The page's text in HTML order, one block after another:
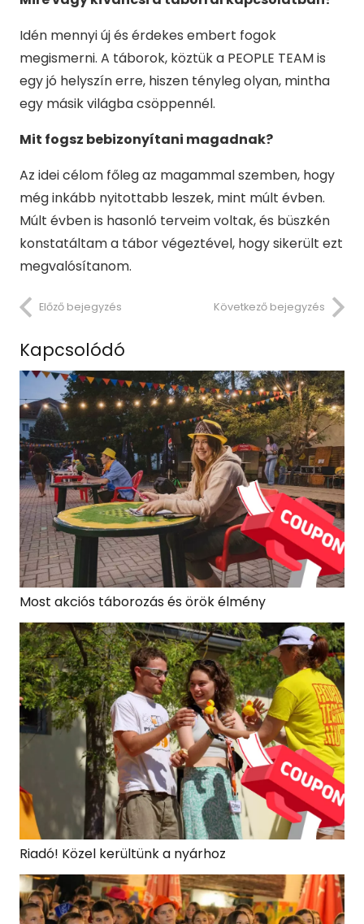
Idén mennyi új és érdekes embert fogok
megismerni. A táborok, köztük a PEOPLE TEAM is
egy jó helyszín erre, hiszen tényleg olyan, mintha
egy másik világba csöppennél.
Mit fogsz bebizonyítani magadnak?
Az idei célom főleg az magammal szemben, hogy
még inkább nyitottabb leszek, mint múlt évben.
Múlt évben is hasonló terveim voltak, és büszkén
konstatáltam a tábor végeztével, hogy sikerült ezt
megvalósítanom.
Előző bejegyzés Következő bejegyzés
Kapcsolódó
Most akciós táborozás és örök élmény
Riadó! Közel kerültünk a nyárhoz